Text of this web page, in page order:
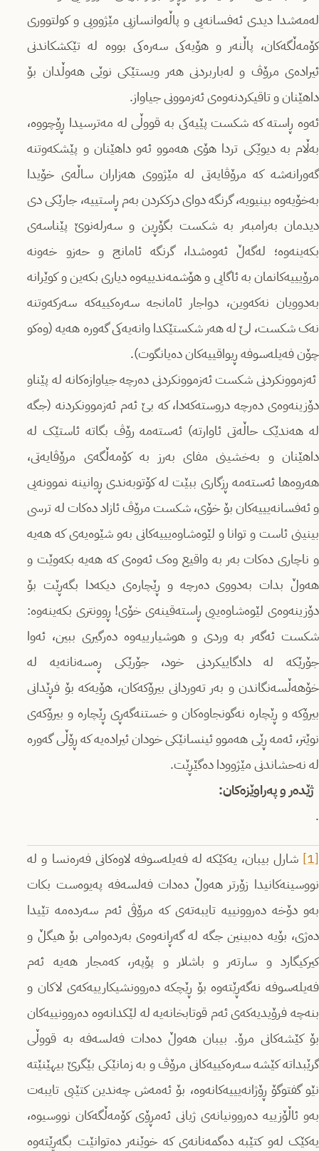
لەمەشدا دیدی ئەفسانەیی و پاڵەوانسازیی مێژوویی و کولتووری
کۆمەڵگەکان، پاڵنەر و هۆیەکی سەرەکی بووە لە تێکشکاندنی
ئیرادەی مرۆڤ و لەباربردنی هەر ویستێکی نوێی هەوڵدان بۆ
داهێنان و تاقیکردنەوەی ئەزموونی جیاواز.
ئەوە ڕاستە کە شکست پێیەکی بە قووڵی لە مەترسیدا ڕۆچووە،
بەڵام بە دیوێکی تردا هۆی هەموو ئەو داهێنان و پێشکەوتنە
گەورانەشە کە مرۆڤایەتی لە مێژووی هەزاران ساڵەی خۆیدا
بەخۆیەوە بینیویە، گرنگە دوای درککردن بەم ڕاستییە، جارێکی دی
دیدمان بەرامبەر بە شکست بگۆڕین و سەرلەنوێ پێناسەی
بکەینەوە؛ لەگەڵ ئەوەشدا، گرنگە ئامانج و حەزو خەونە
مرۆیییەکانمان بە ئاگایی و هۆشمەندییەوە دیاری بکەین و کوێرانە
بەدوویان نەکەوین، دواجار ئامانجە سەرەکییەکە سەرکەوتنە
نەک شکست، لێ لە هەر شکستێکدا وانەیەکی گەورە هەیە (وەکو
چۆن فەیلەسوفە ڕیواقییەکان دەیانگوت).
ئەزموونکردنی شکست ئەزموونکردنی دەرچە جیاوازەکانە لە پێناو
دۆزینەوەی دەرچە دروستەکەدا، کە بێ ئەم ئەزموونکردنە (جگە
لە هەندێک حاڵەتی ئاوارتە) ئەستەمە رۆڤ بگاتە ئاستێک لە
داهێنان و بەخشینی مفای بەرز بە کۆمەڵگەی مرۆڤایەتی،
هەروەها ئەستەمە ڕزگاری ببێت لە کۆتوبەندی ڕوانینە نموونەیی
و ئەفسانەیییەکان بۆ خۆی، شکست مرۆڤ ئازاد دەکات لە ترسی
بینینی ئاست و توانا و لێوەشاوەیییەکانی بەو شێوەیەی کە هەیە
و ناچاری دەکات بەر بە واقیع وەک ئەوەی کە هەیە بکەوێت و
هەوڵ بدات بەدووی دەرچە و ڕێچارەی دیکەدا بگەڕێت بۆ
دۆزینەوەی لێوەشاوەییی ڕاستەقینەی خۆی! ڕوونتری بکەینەوە:
شکست ئەگەر بە وردی و هوشیارییەوە دەرگیری ببین، ئەوا
جۆرێکە لە دادگاییکردنی خود، جۆرێکی ڕەسەنانەیە لە
خۆهەڵسەنگاندن و بەر تەوردانی بیرۆکەکان، هۆیەکە بۆ فڕێدانی
بیرۆکە و ڕێچارە نەگونجاوەکان و خستنەگەڕی ڕێچارە و بیرۆکەی
نوێتر، ئەمە ڕێی هەموو ئینسانێکی خودان ئیرادەیە کە ڕۆڵی گەورە
لە نەحشاندنی مێژوودا دەگێڕێت.
ژێدەر و پەراوێزەکان:
.
[1]
شارل بیبان، یەکێکە لە فەیلەسوفە لاوەکانی فەرەنسا و لە
نووسینەکانیدا زۆرتر هەوڵ دەدات فەلسەفە پەیوەست بکات
بەو دۆخە دەروونییە تایبەتەی کە مرۆڤی ئەم سەردەمە تێیدا
دەژی، بۆیە دەبینین جگە لە گەڕانەوەی بەردەوامی بۆ هیگڵ و
کیرکیگارد و سارتەر و باشلار و پۆپەر، کەمجار هەیە ئەم
فەیلەسوفە نەگەڕێتەوە بۆ ڕێچکە دەروونشیکارییەکەی لاکان و
بنەچە فرۆیدیەکەی ئەم قوتابخانەیە لە لێکدانەوە دەروونییەکان
بۆ کێشەکانی مرۆ. بیبان هەوڵ دەدات فەلسەفە بە قووڵی
گرێبداتە کێشە سەرەکییەکانی مرۆڤ و بە زمانێکی بێگرێ بیهێنێتە
نێو گفتوگۆ ڕۆژانەیییەکانەوە، بۆ ئەمەش چەندین کتێبی تایبەت
بەو ئاڵۆزییە دەروونیانەی ژیانی ئەمڕۆی کۆمەڵگەکان نووسیوە،
یەکێک لەو کتێبە دەگمەنانەی کە خوێنەر دەتوانێت بگەڕێتەوە